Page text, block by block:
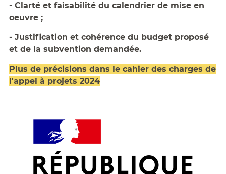
- Clarté et faisabilité du calendrier de mise en
oeuvre ;
- Justification et cohérence du budget proposé
et de la subvention demandée.
Plus de précisions dans le cahier des charges de
l'appel à projets 2024